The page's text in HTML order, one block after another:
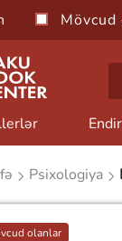
Psixologiya
olanlar